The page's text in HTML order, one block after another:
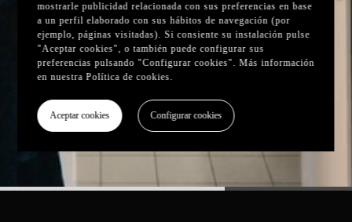
mostrarle publicidad relacionada con sus preferencias en base
a un perfil elaborado con sus hábitos de navegación (por
ejemplo, páginas visitadas). Si consiente su instalación pulse
"Aceptar cookies", o también puede configurar sus
preferencias pulsando "Configurar cookies". Más información
en nuestraPolítica de cookies.
Aceptar cookies Configurar cookies